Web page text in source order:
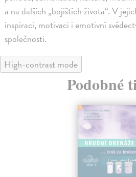
a na dalších „bojištích života“. V
inspiraci, motivaci i emotivní
společnosti.
High-contrast mode
Podobné